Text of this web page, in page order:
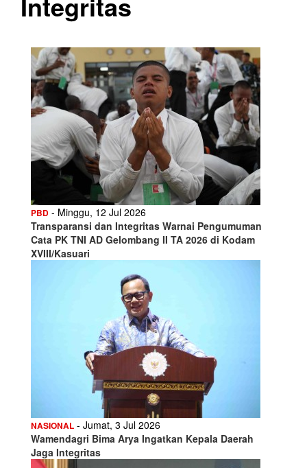
PBD - Minggu, 12 Jul 2026
Transparansi dan Integritas Warnai Pengumuman
Cata PK TNI AD Gelombang II TA 2026 di Kodam
XVIII/Kasuari
NASIONAL - Jumat, 3 Jul 2026
Wamendagri Bima Arya Ingatkan Kepala Daerah
Jaga Integritas